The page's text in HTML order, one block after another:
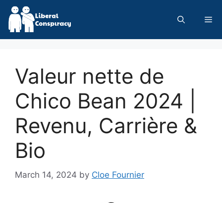
Skip
content
Valeur nette de
Chico Bean 2024 |
Revenu, Carrière &
Bio
March 14, 2024 by Cloe Fournier